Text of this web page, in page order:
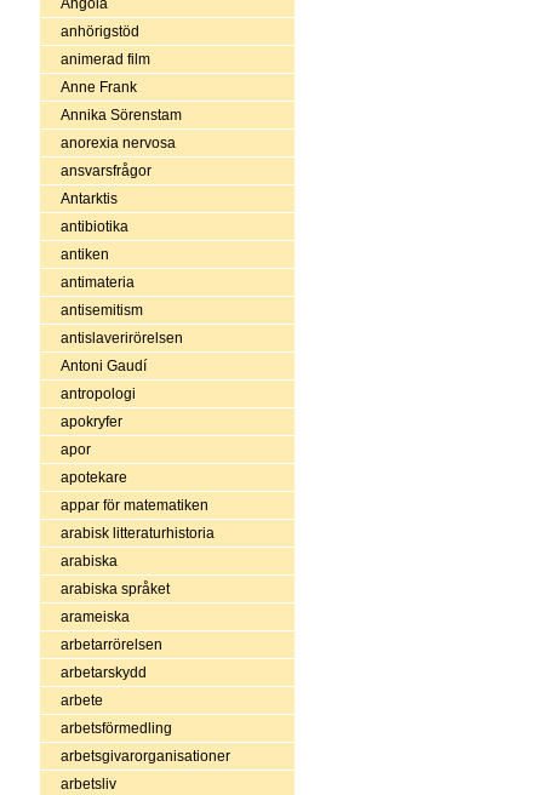
Angola
anhörigstöd
animerad film
Anne Frank
Annika Sörenstam
anorexia nervosa
ansvarsfrågor
Antarktis
antibiotika
antiken
antimateria
antisemitism
antislaverirörelsen
Antoni Gaudí
antropologi
apokryfer
apor
apotekare
appar för matematiken
arabisk litteraturhistoria
arabiska
arabiska språket
arameiska
arbetarrörelsen
arbetarskydd
arbete
arbetsförmedling
arbetsgivarorganisationer
arbetsliv